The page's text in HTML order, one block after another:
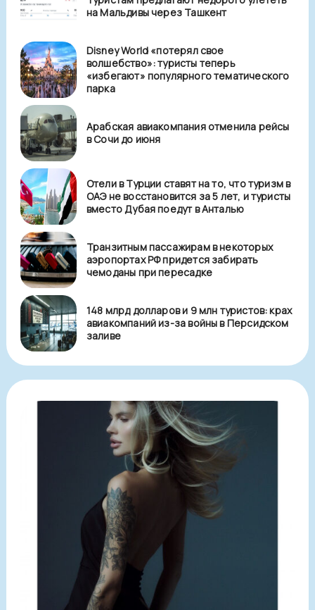
на Мальдивы через Ташкент
Disney World «потерял свое
волшебство»: туристы теперь
«избегают» популярного тематического
парка
Арабская авиакомпания отменила рейсы
в Сочи до июня
Отели в Турции ставят на то, что туризм в
ОАЭ не восстановится за 5 лет, и туристы
вместо Дубая поедут в Анталью
Транзитным пассажирам в некоторых
аэропортах РФ придется забирать
чемоданы при пересадке
148 млрд долларов и 9 млн туристов: крах
авиакомпаний из-за войны в Персидском
заливе